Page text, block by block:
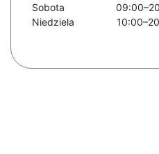
Sobota
Niedziela